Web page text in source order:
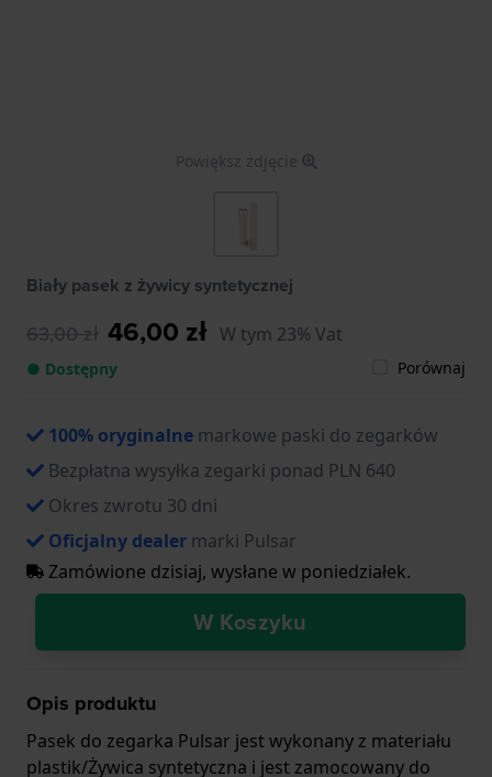
Powiększ zdjęcie
Biały pasek z żywicy syntetycznej
63,00 zł 46,00 zł W tym 23% Vat
● Dostępny Porównaj
100% oryginalne markowe paski do zegarków
Bezpłatna wysyłka zegarki ponad PLN 640
Okres zwrotu 30 dni
Oficjalny dealer marki Pulsar
Zamówione dzisiaj, wysłane w poniedziałek.
W Koszyku
Opis produktu
Pasek do zegarka Pulsar jest wykonany z materiału
plastik/Żywica syntetyczna i jest zamocowany do